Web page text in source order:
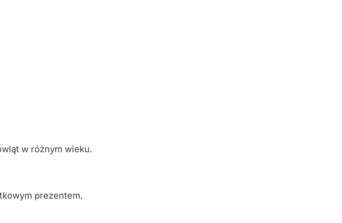
w różnym wieku.
prezentem.